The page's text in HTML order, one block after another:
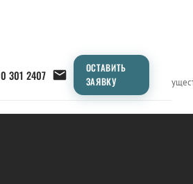
301 2407
ОСТАВИТЬ
ЗАЯВКУ
Продукция ТипоразмерыСравнение